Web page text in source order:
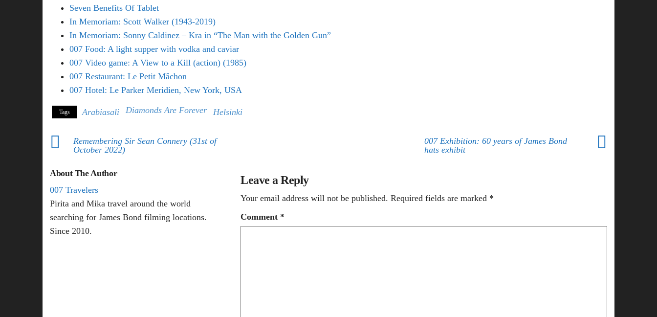
Seven Benefits Of Tablet
In Memoriam: Scott Walker (1943-2019)
In Memoriam: Sonny Caldinez – Kra in “The Man with the Golden Gun”
007 Food: A light supper with vodka and caviar
007 Video game: A View to a Kill (action) (1985)
007 Restaurant: Le Petit Mâchon
007 Hotel: Le Parker Meridien, New York, USA
Tags Arabiasali Diamonds Are Forever Helsinki
Remembering Sir Sean Connery (31st of
October 2022)
007 Exhibition: 60 years of James Bond
hats exhibit
About The Author
007 Travelers
Pirita and Mika travel around the world
searching for James Bond filming locations.
Since 2010.
Leave a Reply
Your email address will not be published. Required fields are marked *
Comment *